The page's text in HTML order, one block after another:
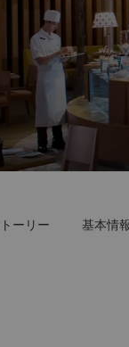
ーリー 基本情